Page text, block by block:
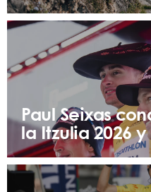
Paul Seixas
la Itzulia 2026